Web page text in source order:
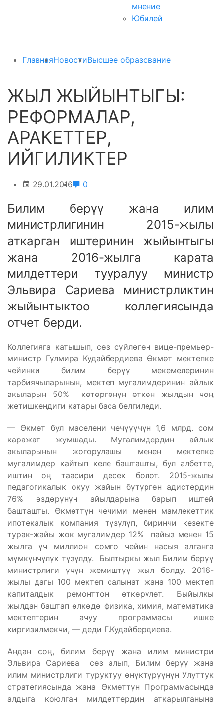
мнение
Юбилей
ГлавнаяНовостиВысшее образование
ЖЫЛ ЖЫЙЫНТЫГЫ:
РЕФОРМАЛАР,
АРАКЕТТЕР,
ИЙГИЛИКТЕР
29.01.2016 0
Билим берүү жана илим
министрлигинин 2015-жылы
аткарган иштеринин жыйынтыгы
жана 2016-жылга карата
милдеттери тууралуу министр
Эльвира Сариева министрликтин
жыйынтыктоо коллегиясында
отчет берди.
Коллегияга катышып, сөз сүйлөгөн вице-премьер-
министр Гүлмира Кудайбердиева Өкмөт мектепке
чейинки билим берүү мекемелеринин
тарбиячыларынын, мектеп мугалимдеринин айлык
акыларын 50% көтөргөнүн өткөн жылдын чоӊ
жетишкендиги катары баса белгиледи.
— Өкмөт бул маселени чечүүүчүн 1,6 млрд. сом
каражат жумшады. Мугалимдердин айлык
акыларынын жогорулашы менен мектепке
мугалимдер кайтып келе башташты, бул албетте,
иштин оӊ таасири десек болот. 2015-жылы
педагогикалык окуу жайын бүтүргөн адистердин
76% өздөрүнүн айылдарына барып иштей
башташты. Өкмөттүн чечими менен мамлекеттик
ипотекалык компания түзүлүп, биринчи кезекте
турак-жайы жок мугалимдер 12% пайыз менен 15
жылга үч миллион сомго чейин насыя алганга
мүмкүнчүлүк түзүлдү. Былтыркы жыл Билим берүү
министрлиги үчүн жемиштүү жыл болду. 2016-
жылы дагы 100 мектеп салынат жана 100 мектеп
капиталдык ремонттон өткөрүлөт. Быйылкы
жылдан баштап өлкөдө физика, химия, математика
мектептерин ачуу программасы ишке
киргизилмекчи, — деди Г.Кудайбердиева.
Андан соӊ, билим берүү жана илим министри
Эльвира Сариева сөз алып, Билим берүү жана
илим министрлиги туруктуу өнүктүрүүнүн Улуттук
стратегиясында жана Өкмөттүн Программасында
алдыга коюлган милдеттердин аткарылганына